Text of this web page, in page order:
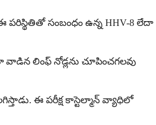
సంబంధం ఉన్న HHV-8 లేదా
లింఫ్ నోడ్లను చూపించగలవు
ఈ పరీక్ష కాస్టెల్మాన్ వ్యాధిలో